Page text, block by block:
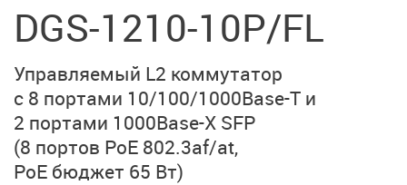
DGS-1210-10P/FL
Управляемый L2 коммутатор
с 8 портами 10/100/1000Base-T и
2 портами 1000Base-X SFP
(8 портов PoE 802.3af/at,
PoE бюджет 65 Вт)